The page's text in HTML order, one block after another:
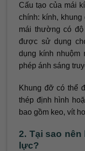
Cấu tạo của mái
chính: kính,
mái thường có
được sử dụng
dụng kính nhuộm
phép ánh sáng
Khung đỡ có thể
thép định hình
bao gồm keo, vít
2. Tại sao
lực?